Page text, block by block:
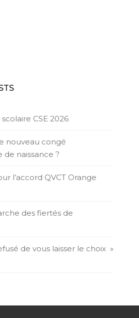
CSE 2026
nouveau congé
naissance ?
l’accord QVCT Orange
des fiertés de
de vous laisser le choix »